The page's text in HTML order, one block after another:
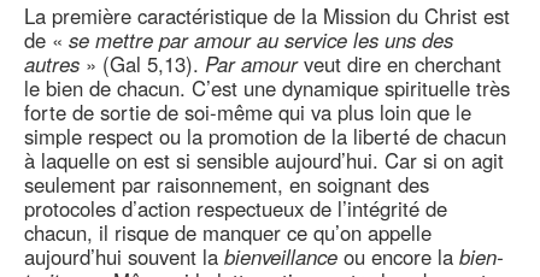
La première caractéristique de la Mission du Christ est
de « se mettre par amour au service les uns des
autres » (Gal 5,13). Par amourveut dire en cherchant
le bien de chacun. C’est une dynamique spirituelle très
forte de sortie de soi-même qui va plus loin que le
simple respect ou la promotion de la liberté de chacun
à laquelle on est si sensible aujourd’hui. Car si on agit
seulement par raisonnement, en soignant des
protocoles d’action respectueux de l’intégrité de
chacun, il risque de manquer ce qu’on appelle
aujourd’hui souvent la bienveillance ou encore la bien-